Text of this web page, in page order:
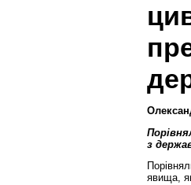
з
явища,